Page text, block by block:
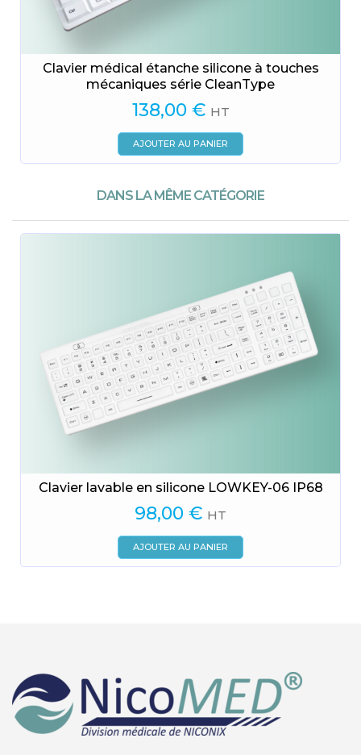
Clavier médical étanche silicone à touches
mécaniques série CleanType
138,00 € HT
AJOUTER AU PANIER
DANS LA MÊME CATÉGORIE
Clavier lavable en silicone LOWKEY-06 IP68
98,00 € HT
AJOUTER AU PANIER